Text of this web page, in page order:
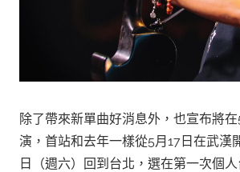
除了帶來新單曲好消息外，也宣布將
演，首站和去年一樣從5月17日在武漢
日（週六）回到台北，選在第一次個